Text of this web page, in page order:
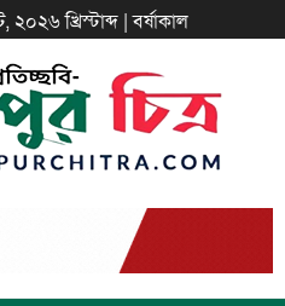
খ্রিস্টাব্দ | বর্ষাকাল